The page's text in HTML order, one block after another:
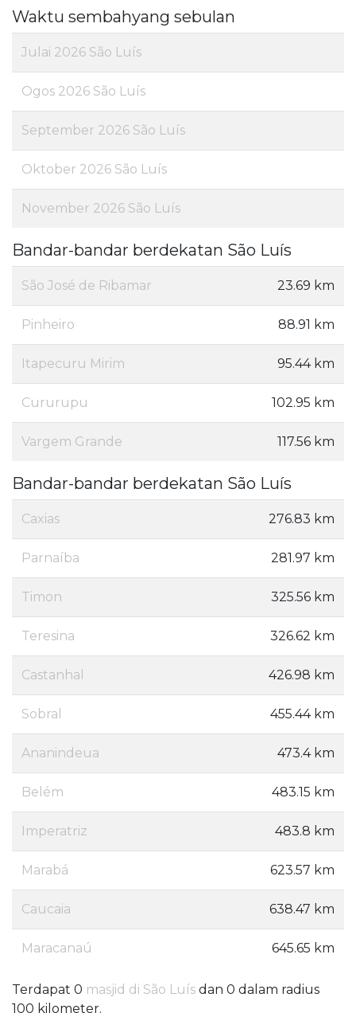
Waktu sembahyang sebulan
Julai 2026 São Luís
Ogos 2026 São Luís
September 2026 São Luís
Oktober 2026 São Luís
November 2026 São Luís
Bandar-bandar berdekatan São Luís
São José de Ribamar 23.69 km
Pinheiro 88.91 km
Itapecuru Mirim 95.44 km
Cururupu 102.95 km
Vargem Grande 117.56 km
Bandar-bandar berdekatan São Luís
Caxias 276.83 km
Parnaíba 281.97 km
Timon 325.56 km
Teresina 326.62 km
Castanhal 426.98 km
Sobral 455.44 km
Ananindeua 473.4 km
Belém 483.15 km
Imperatriz 483.8 km
Marabá 623.57 km
Caucaia 638.47 km
Maracanaú 645.65 km
Terdapat 0 masjid di São Luís dan 0 dalam radius
100 kilometer.